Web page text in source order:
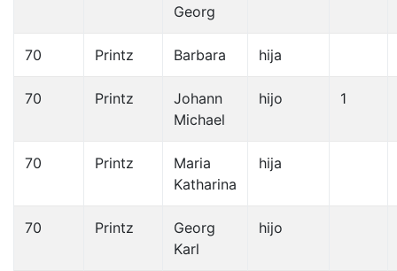
Georg
70 Printz Barbara hija
70 Printz
Johann
Michael
hijo 1
70 Printz
Maria
Katharina
hija
70 Printz
Georg
Karl
hijo